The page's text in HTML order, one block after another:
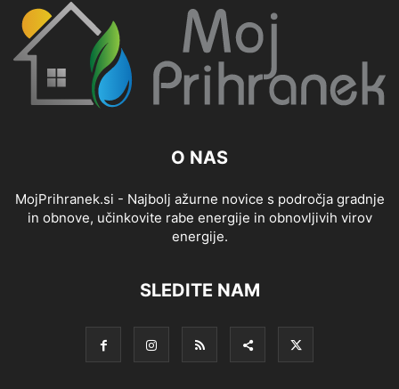
O NAS
MojPrihranek.si - Najbolj ažurne novice s področja gradnje
in obnove, učinkovite rabe energije in obnovljivih virov
energije.
SLEDITE NAM